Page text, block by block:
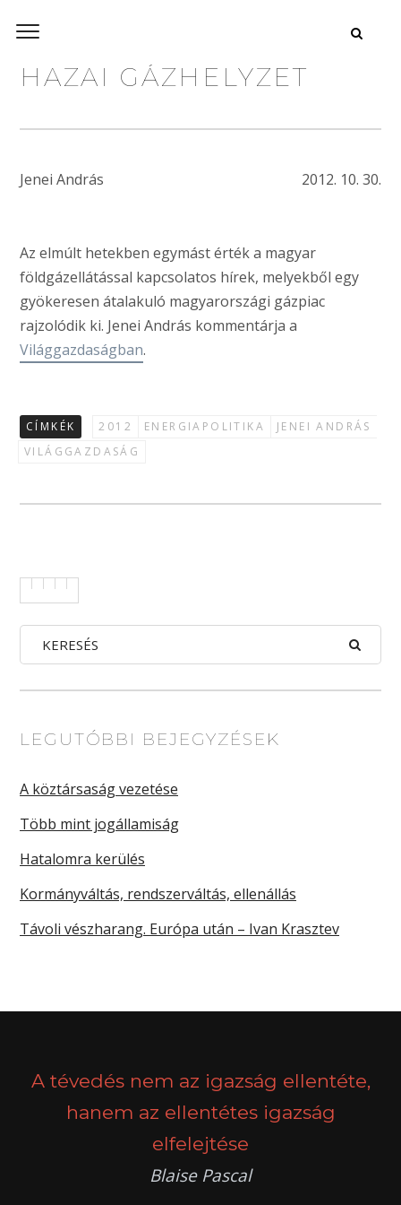
HAZAI GÁZHELYZET
Jenei András 2012. 10. 30.
Az elmúlt hetekben egymást érték a magyar
földgázellátással kapcsolatos hírek, melyekből egy
gyökeresen átalakuló magyarországi gázpiac
rajzolódik ki. Jenei András kommentárja a
Világgazdaságban.
CÍMKÉK 2012 ENERGIAPOLITIKA
JENEI ANDRÁS
VILÁGGAZDASÁG
LEGUTÓBBI BEJEGYZÉSEK
A köztársaság vezetése
Több mint jogállamiság
Hatalomra kerülés
Kormányváltás, rendszerváltás, ellenállás
Távoli vészharang. Európa után – Ivan Krasztev
A tévedés nem az igazság ellentéte,
hanem az ellentétes igazság
elfelejtése
Blaise Pascal